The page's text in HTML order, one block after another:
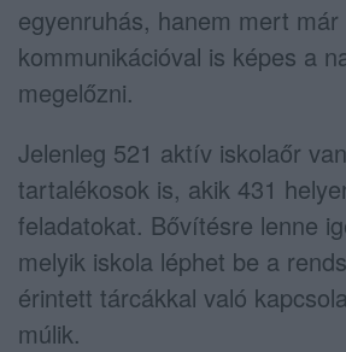
egyenruhás, hanem mert már
kommunikációval is képes a
megelőzni.
Jelenleg 521 aktív iskolaőr
tartalékosok is, akik 431
feladatokat. Bővítésre lenne
melyik iskola léphet be a
érintett tárcákkal való
múlik.